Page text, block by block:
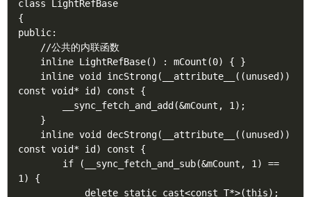
class LightRefBase
{
public:
const void* id) const {
const void* id) const {
1) {